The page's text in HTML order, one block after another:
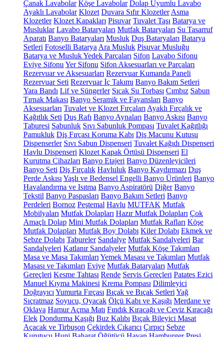
Çanak Lavabolar Köşe Lavabolar Dolap Uyumlu Lavabo
Ayaklı Lavabolar Klozet Duvara Sıfır Klozetler Asma
Klozetler Klozet Kapakları Pisuvar Tuvalet Taşı Batarya ve
Musluklar Lavabo Bataryaları Mutfak Bataryaları Su Tasarruf
Aparatı Banyo Bataryaları Musluk Duş Bataryaları Batarya
Setleri Fotoselli Batarya Ara Musluk Pisuvar Musluğu
Batarya ve Musluk Yedek Parçaları Sifon Lavabo Sifonu
Eviye Sifonu Yer Sifonu Sifon Aksesuarları ve Parçaları
Rezervuar ve Aksesuarları Rezervuar Kumanda Paneli
Rezervuar Seti Rezervuar İç Takımı Banyo Bakım Setleri
Yara Bandı Lif ve Süngerler Sıcak Su Torbası Cımbız Sabun
Tırnak Makası Banyo Seramik ve Fayansları Banyo
Aksesuarları Tuvalet ve Klozet Fırçaları Ayaklı Fırçalık ve
Kağıtlık Seti Duş Rafı Banyo Aynaları Banyo Askısı Banyo
Taburesi Sabunluk Sıvı Sabunluk Pompası Tuvalet Kağıtlığı
Pamukluk Diş Fırçası Koruma Kabı Diş Macunu Kutusu
Dispenserler Sıvı Sabun Dispenseri Tuvalet Kağıdı Dispenseri
Havlu Dispenseri Klozet Kapak Örtüsü Dispenseri El
Kurutma Cihazları Banyo Etajeri Banyo Düzenleyicileri
Banyo Seti Diş Fırçalık Havluluk Banyo Kaydırmazı Duş
Perde Askısı Yaşlı ve Bedensel Engelli Banyo Ürünleri Banyo
Havalandırma ve Isıtma Banyo Aspiratörü Diğer Banyo
Tekstil Banyo Paspasları Banyo Bakım Setleri Banyo
Perdeleri Bornoz Peştemal Havlu MUTFAK Mutfak
Mobilyaları Mutfak Dolapları Hazır Mutfak Dolapları Çok
Amaçlı Dolap Mini Mutfak Dolapları Mutfak Rafları Köşe
Mutfak Dolapları Mutfak Boy Dolabı Kiler Dolabı Ekmek ve
Sebze Dolabı Tabureler Sandalye Mutfak Sandalyeleri Bar
Sandalyeleri Katlanır Sandalyeler Mutfak Köşe Takımları
Masa ve Masa Takımları Yemek Masası ve Takımları Mutfak
Masası ve Takımları Eviye Mutfak Bataryaları Mutfak
Gereçleri Kesme Tahtası Rende Servis Gereçleri Patates Ezici
Manuel Kıyma Makinesi Krema Pompası Dilimleyici
Doğrayıcı Yumurta Fırçası Bıçak ve Bıçak Setleri Yağ
Sıçratmaz Soyucu, Oyacak Ölçü Kabı ve Kaşığı Merdane ve
Oklava Hamur Açma Matı Fındık Kıracağı ve Ceviz Kıracağı
Elek Dondurma Kaşığı Buz Kalıbı Bıçak Bileyici Masat
Açacak ve Tirbuşon Çekirdek Çıkarıcı Çırpıcı Sebze